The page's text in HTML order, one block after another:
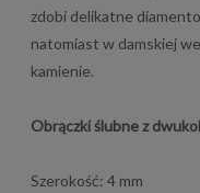
zdobi delikatne
natomiast w damskiej
kamienie.
Obrączki ślubne z
Szerokość: 4 mm